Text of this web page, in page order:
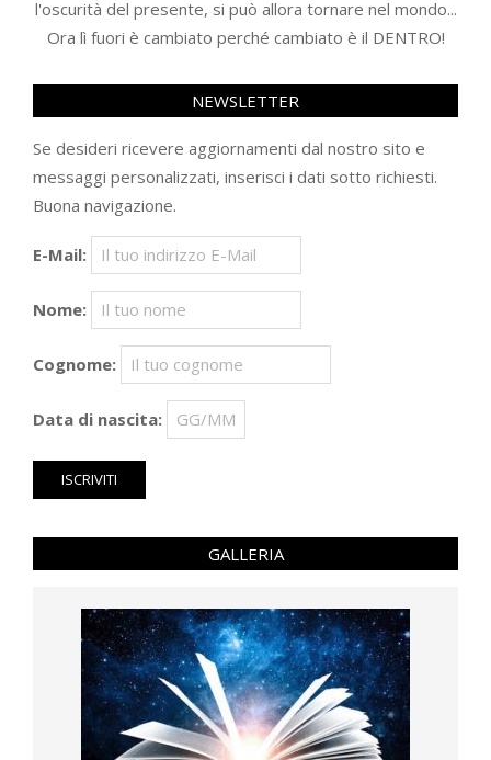
l'oscurità del presente, si può allora tornare nel mondo...
Ora lì fuori è cambiato perché cambiato è il DENTRO!
NEWSLETTER
Se desideri ricevere aggiornamenti dal nostro sito e
messaggi personalizzati, inserisci i dati sotto richiesti.
Buona navigazione.
E-Mail:
Nome:
Cognome:
Data di nascita:
GALLERIA